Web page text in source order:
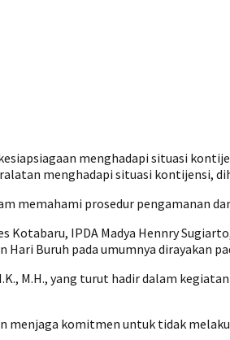
menghadapi situasi
menghadapi situasi kontijensi,
memahami prosedur pengamanan
IPDA Madya Hennry
Buruh pada umumnya dirayakan
M.H., yang turut hadir dalam
komitmen untuk tidak